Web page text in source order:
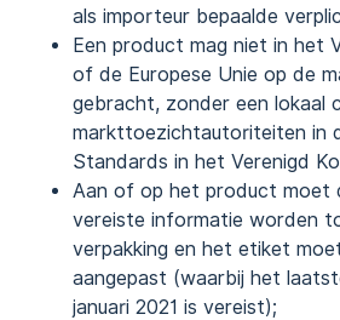
als importeur bepaalde
Een product mag niet in het
of de Europese Unie op de
gebracht, zonder een lokaal
markttoezichtautoriteiten in
Standards in het Verenigd
Aan of op het product moet
vereiste informatie worden
verpakking en het etiket
aangepast (waarbij het
januari 2021 is vereist);